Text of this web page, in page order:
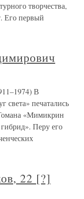
творчества,
Его первый
В
света» печатались
«Мимикрин
Перу его
22 [?]